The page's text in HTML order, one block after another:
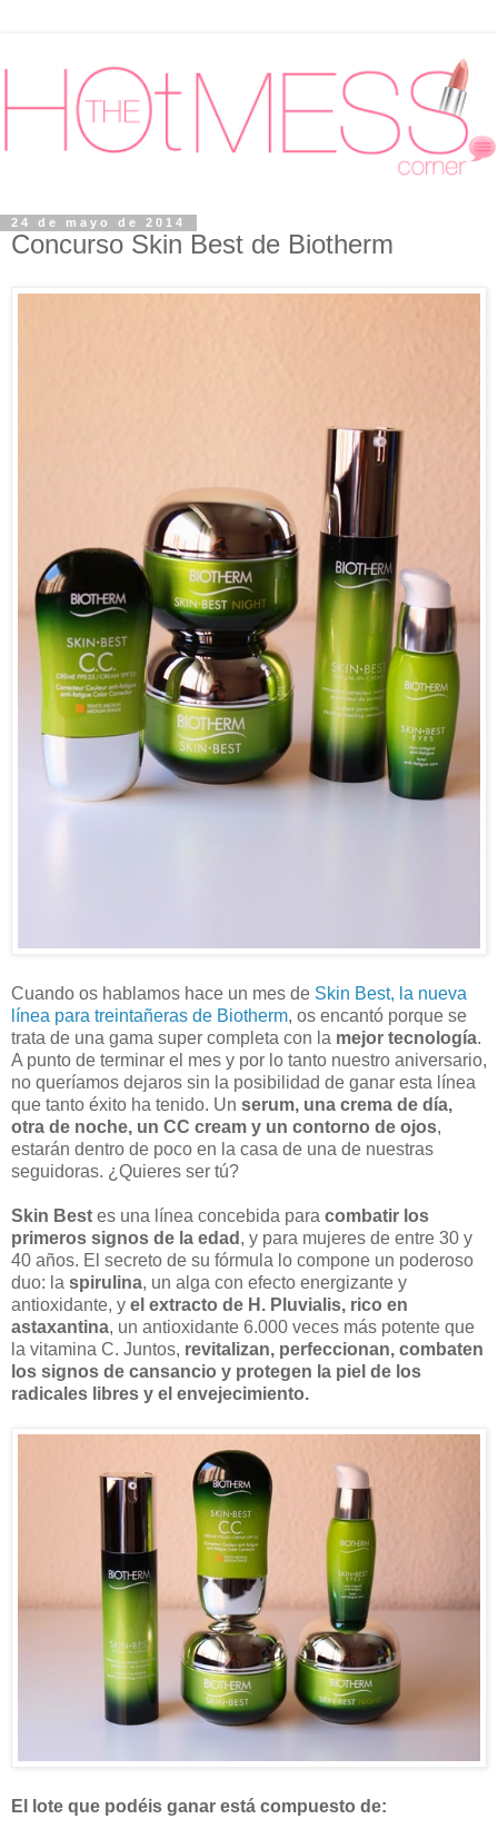
24 de mayo de 2014
Concurso Skin Best de Biotherm
Cuando os hablamos hace un mes de Skin Best, la nueva
línea para treintañeras de Biotherm, os encantó porque se
trata de una gama super completa con la mejor tecnología.
A punto de terminar el mes y por lo tanto nuestro aniversario,
no queríamos dejaros sin la posibilidad de ganar esta línea
que tanto éxito ha tenido. Un serum, una crema de día,
otra de noche, un CC cream y un contorno de ojos,
estarán dentro de poco en la casa de una de nuestras
seguidoras. ¿Quieres ser tú?
Skin Best es una línea concebida para combatir los
primeros signos de la edad , y para mujeres de entre 30 y
40 años. El secreto de su fórmula lo compone un poderoso
duo: la spirulina, un alga con efecto energizante y
antioxidante, y el extracto de H. Pluvialis, rico en
astaxantina, un antioxidante 6.000 veces más potente que
la vitamina C. Juntos, revitalizan, perfeccionan, combaten
los signos de cansancio y protegen la piel de los
radicales libres y el envejecimiento.
El lote que podéis ganar está compuesto de: